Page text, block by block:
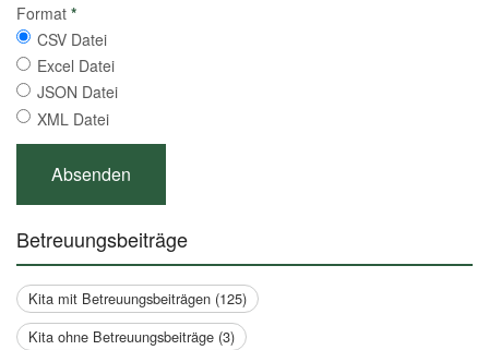
Format *
CSV Datei
Excel Datei
JSON Datei
XML Datei
Betreuungsbeiträge
Kita mit Betreuungsbeiträgen (125)
Kita ohne Betreuungsbeiträge (3)